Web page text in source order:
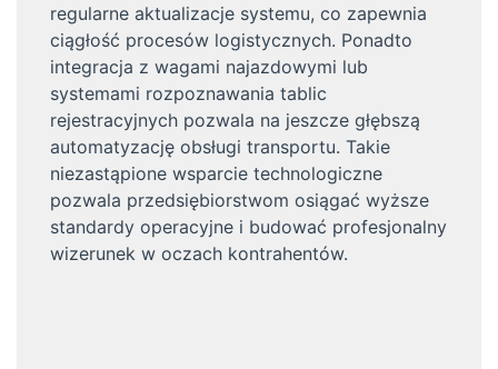
regularne aktualizacje systemu, co zapewnia
ciągłość procesów logistycznych. Ponadto
integracja z wagami najazdowymi lub
systemami rozpoznawania tablic
rejestracyjnych pozwala na jeszcze głębszą
automatyzację obsługi transportu. Takie
niezastąpione wsparcie technologiczne
pozwala przedsiębiorstwom osiągać wyższe
standardy operacyjne i budować profesjonalny
wizerunek w oczach kontrahentów.